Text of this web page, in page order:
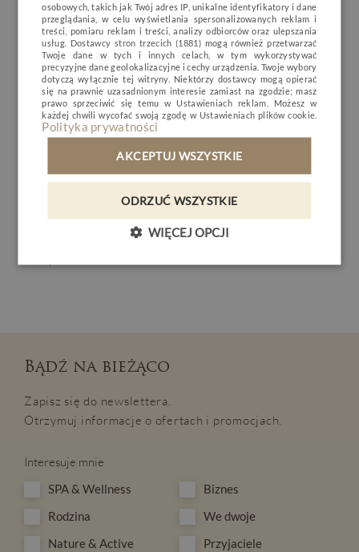
MINERAL SPA
RESTAURACJA
NATURE & ACTIVE
BIZNES
GALERIA
KONTAKT
REZERWACJA
* wiosenny reset dla ciała,
* prezent dla bliskiej osoby,
* chwila tylko dla siebie.
Czas trwania: 60 minut czystej przyjemności
Pozwól sobie na odrobinę słodyczy i zanurz się w
owocowym świecie relaksu…
Autor: Aleksandra Komaiszko
Bądź na bieżąco
Zapisz się do newslettera.
Otrzymuj informacje o ofertach i promocjach.
Interesuje mnie
SPA & Wellness
Biznes
Rodzina
We dwoje
Nature & Active
Przyjaciele
ENGLISH
GERMAN
CZECH
osobowych, takich jak Twój adres IP, unikalne identyfikatory i dane
przeglądania, w celu wyświetlania spersonalizowanych reklam i
treści, pomiaru reklam i treści, analizy odbiorców oraz ulepszania
usług. Dostawcy stron trzecich (1881)mogą również przetwarzać
Twoje dane w tych i innych celach, w tym wykorzystywać
precyzyjne dane geolokalizacyjne i cechy urządzenia. Twoje wybory
dotyczą wyłącznie tej witryny. Niektórzy dostawcy mogą opierać
się na prawnie uzasadnionym interesie zamiast na zgodzie; masz
prawo sprzeciwić się temu w Ustawieniach reklam . Możesz w
każdej chwili wycofać swoją zgodę w Ustawieniach plików cookie
Polityka prywatności
AKCEPTUJ WSZYSTKIE
ODRZUĆ WSZYSTKIE
WIĘCEJ OPCJI